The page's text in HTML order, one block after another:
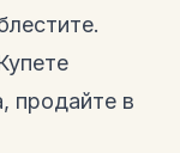
продайте в